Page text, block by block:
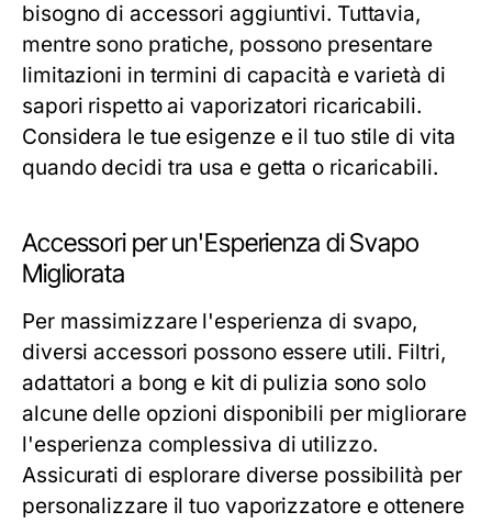
bisogno di accessori aggiuntivi. Tuttavia,
mentre sono pratiche, possono presentare
limitazioni in termini di capacità e varietà di
sapori rispetto ai vaporizatori ricaricabili.
Considera le tue esigenze e il tuo stile di vita
quando decidi tra usa e getta o ricaricabili.
Accessori per un'Esperienza di Svapo
Migliorata
Per massimizzare l'esperienza di svapo,
diversi accessori possono essere utili. Filtri,
adattatori a bong e kit di pulizia sono solo
alcune delle opzioni disponibili per migliorare
l'esperienza complessiva di utilizzo.
Assicurati di esplorare diverse possibilità per
personalizzare il tuo vaporizzatore e ottenere